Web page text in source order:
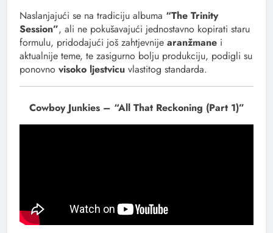
Naslanjajući se na tradiciju albuma “The Trinity
Session”, ali ne pokušavajući jednostavno kopirati staru
formulu, pridodajući još zahtjevnije aranžmane i
aktualnije teme, te zasigurno bolju produkciju, podigli su
ponovno visoko ljestvicu vlastitog standarda.
Cowboy Junkies – “All That Reckoning (Part 1)”